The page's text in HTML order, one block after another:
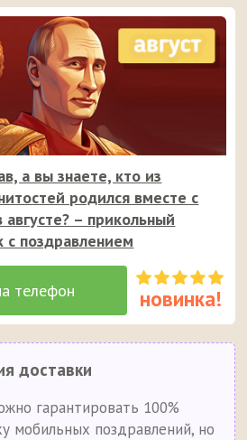
а вы знаете, кто из
родился вместе с
августе? – прикольный
с поздравлением
доставки
гарантировать 100%
мобильных поздравлений, но